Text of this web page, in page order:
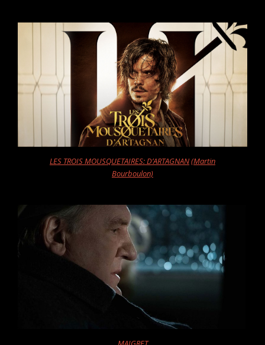
LES TROIS MOUSQUETAIRES: D’ARTAGNAN(Martin
Bourboulon)